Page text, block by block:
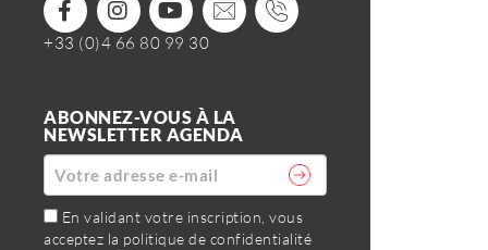
+33 (0)4 66 80 99 30
ABONNEZ-VOUS À LA
NEWSLETTER AGENDA
En validant votre inscription, vous
acceptez la politique de confidentialité